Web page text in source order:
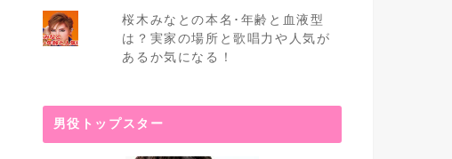
桜木みなとの本名･年齢と血液型
は？実家の場所と歌唱力や人気が
あるか気になる！
男役トップスター